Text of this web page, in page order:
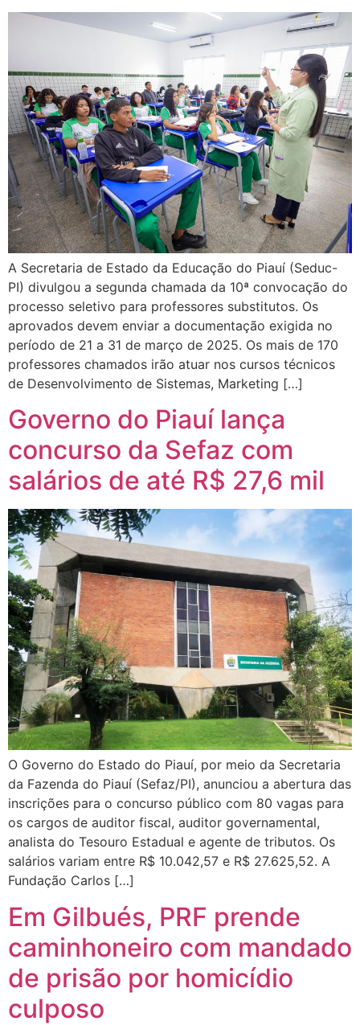
A Secretaria de Estado da Educação do Piauí (Seduc-
PI) divulgou a segunda chamada da 10ª convocação do
processo seletivo para professores substitutos. Os
aprovados devem enviar a documentação exigida no
período de 21 a 31 de março de 2025. Os mais de 170
professores chamados irão atuar nos cursos técnicos
de Desenvolvimento de Sistemas, Marketing […]
Governo do Piauí lança
concurso da Sefaz com
salários de até R$ 27,6 mil
O Governo do Estado do Piauí, por meio da Secretaria
da Fazenda do Piauí (Sefaz/PI), anunciou a abertura das
inscrições para o concurso público com 80 vagas para
os cargos de auditor fiscal, auditor governamental,
analista do Tesouro Estadual e agente de tributos. Os
salários variam entre R$ 10.042,57 e R$ 27.625,52. A
Fundação Carlos […]
Em Gilbués, PRF prende
caminhoneiro com mandado
de prisão por homicídio
culposo